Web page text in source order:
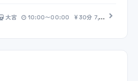
大宮 10:00〜00:00 30分 7,000円〜